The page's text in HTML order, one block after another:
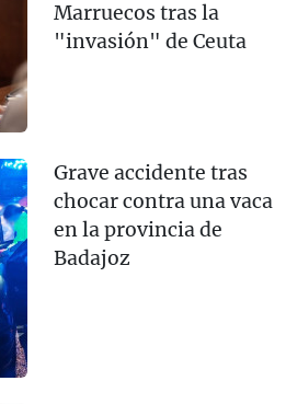
Marruecos tras la
"invasión" de Ceuta
Grave accidente tras
chocar contra una vaca
en la provincia de
Badajoz